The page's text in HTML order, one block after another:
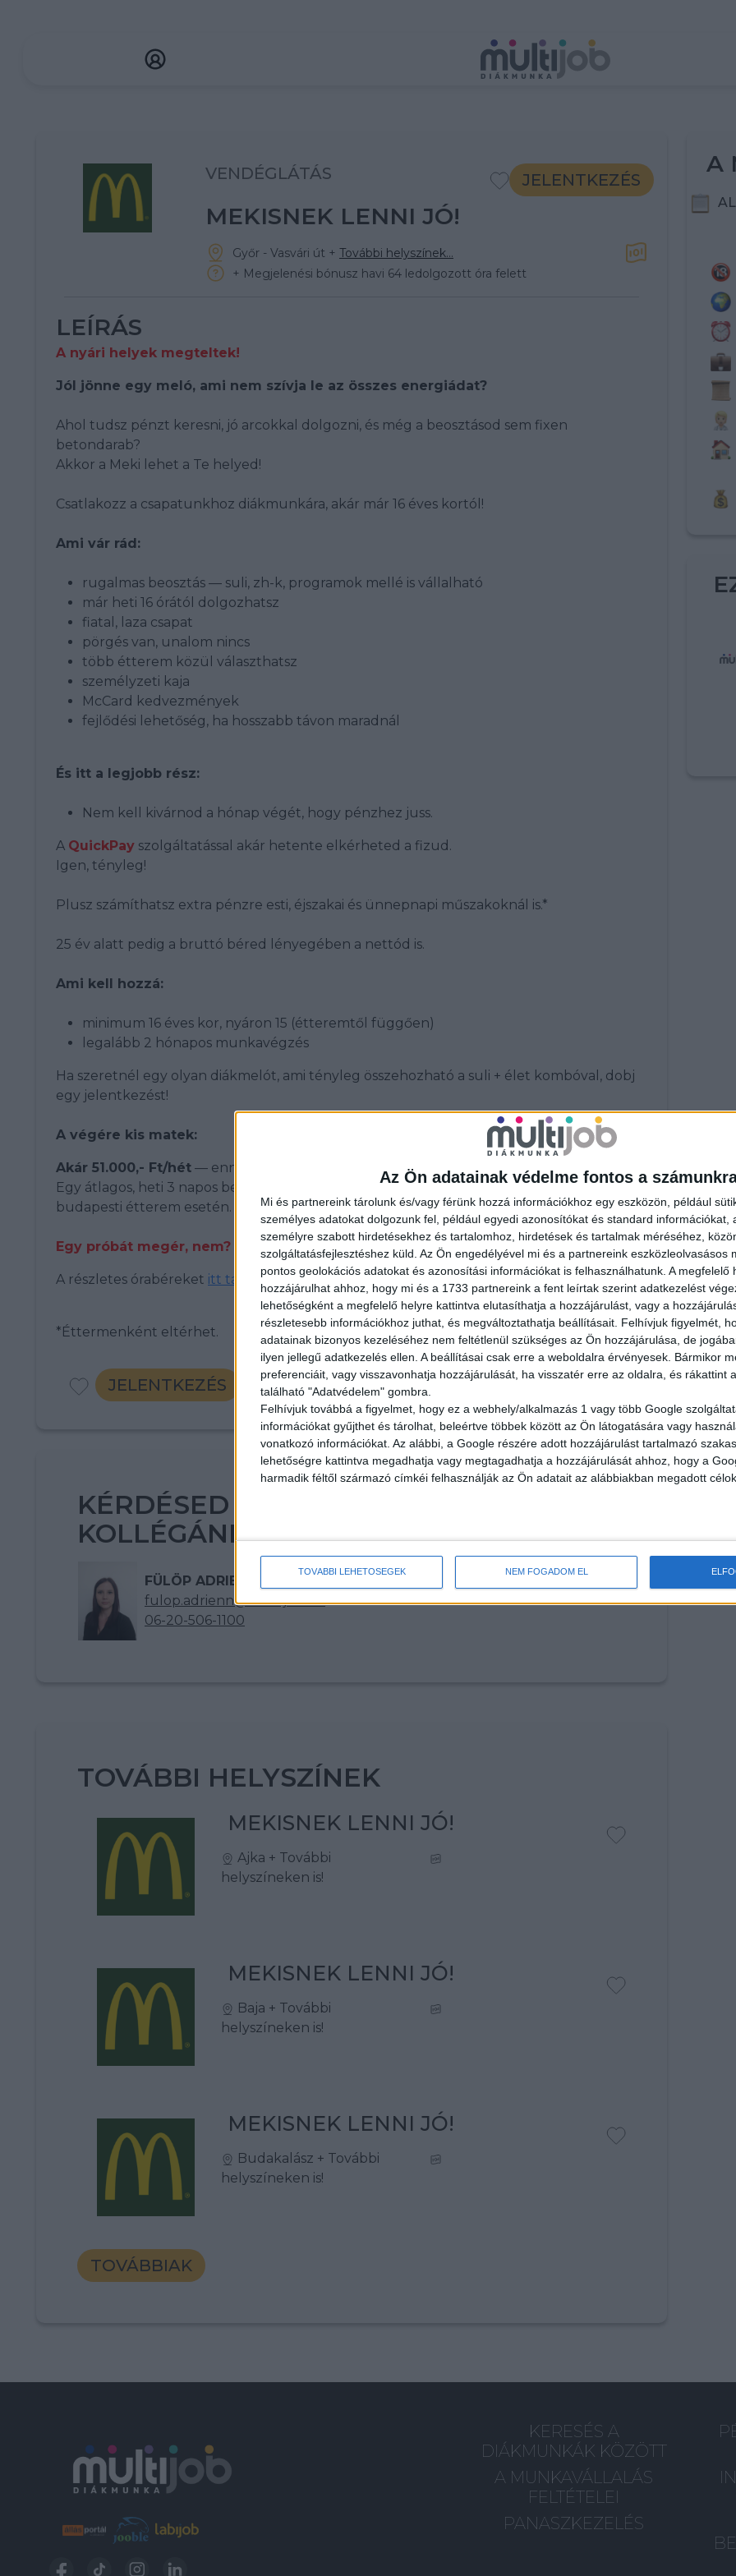
Az Ön adatainak védelme fontos a
Mi és partnereink tárolunk és/vagy férünk hozzá információkhoz egy eszközön, például
személyes adatokat dolgozunk fel, például egyedi azonosítókat és standard információkat,
személyre szabott hirdetésekhez és tartalomhoz, hirdetések és tartalmak méréséhez,
szolgáltatásfejlesztéshez küld. Az Ön engedélyével mi és a partnereink eszközleolvasásos
pontos geolokációs adatokat és azonosítási információkat is felhasználhatunk. A megfelelő
hozzájárulhat ahhoz, hogy mi és a 1733 partnereink a fent leírtak szerint adatkezelést
lehetőségként a megfelelő helyre kattintva elutasíthatja a hozzájárulást, vagy a
részletesebb információkhoz juthat, és megváltoztathatja beállításait. Felhívjuk figyelmét,
adatainak bizonyos kezeléséhez nem feltétlenül szükséges az Ön hozzájárulása, de
ilyen jellegű adatkezelés ellen. A beállításai csak erre a weboldalra érvényesek. Bármikor
preferenciáit, vagy visszavonhatja hozzájárulását, ha visszatér erre az oldalra, és rákattint
található "Adatvédelem" gombra.
Felhívjuk továbbá a figyelmet, hogy ez a webhely/alkalmazás 1 vagy több Google
információkat gyűjthet és tárolhat, beleértve többek között az Ön látogatására vagy
vonatkozó információkat. Az alábbi, a Google részére adott hozzájárulást tartalmazó
lehetőségre kattintva megadhatja vagy megtagadhatja a hozzájárulását ahhoz, hogy a
harmadik féltől származó címkéi felhasználják az Ön adatait az alábbiakban megadott
TOVÁBBI LEHETŐSÉGEK NEM FOGADOM EL
VENDÉGLÁTÁS JELENTKEZÉS
MEKISNEK LENNI JÓ!
Győr - Vasvári út + További helyszínek...
+ Megjelenési bónusz havi 64 ledolgozott óra felett
LEÍRÁS
A nyári helyek megteltek!
Jól jönne egy meló, ami nem szívja le az összes energiádat?
Ahol tudsz pénzt keresni, jó arcokkal dolgozni, és még a beosztásod sem fixen
betondarab?
Akkor a Meki lehet a Te helyed!
Csatlakozz a csapatunkhoz diákmunkára, akár már 16 éves kortól!
Ami vár rád:
rugalmas beosztás — suli, zh-k, programok mellé is vállalható
már heti 16 órától dolgozhatsz
fiatal, laza csapat
pörgés van, unalom nincs
több étterem közül választhatsz
személyzeti kaja
McCard kedvezmények
fejlődési lehetőség, ha hosszabb távon maradnál
És itt a legjobb rész:
Nem kell kivárnod a hónap végét, hogy pénzhez juss.
A QuickPay szolgáltatással akár hetente elkérheted a fizud.
Igen, tényleg!
Plusz számíthatsz extra pénzre esti, éjszakai és ünnepnapi műszakoknál is.*
25 év alatt pedig a bruttó béred lényegében a nettód is.
Ami kell hozzá:
minimum 16 éves kor, nyáron 15 (étteremtől függően)
legalább 2 hónapos munkavégzés
Ha szeretnél egy olyan diákmelót, ami tényleg összehozható a suli + élet kombóval, dobj
egy jelentkezést!
A végére kis matek:
Akár 51.000,- Ft/hét — ennyit is kereshetsz.
Egy átlagos, heti 3 napos beosztással, 14–22 órás műszakkal számolva egy normál
budapesti étterem esetén.
Egy próbát megér, nem?
A részletes órabéreket itt találod!
*Éttermenként eltérhet.
JELENTKEZÉS
KÉRDÉSED VAN? KERESD
KOLLÉGÁNKAT!
FÜLÖP ADRIENN
fulop.adrienn@multijob.hu
06-20-506-1100
TOVÁBBI HELYSZÍNEK
MEKISNEK LENNI JÓ!
Ajka + További
helyszíneken is!
MEKISNEK LENNI JÓ!
Baja + További
helyszíneken is!
MEKISNEK LENNI JÓ!
Budakalász + További
helyszíneken is!
TOVÁBBIAK
A
KERESÉS A
DIÁKMUNKÁK KÖZÖTT
A MUNKAVÁLLALÁS
FELTÉTELEI
PANASZKEZELÉS